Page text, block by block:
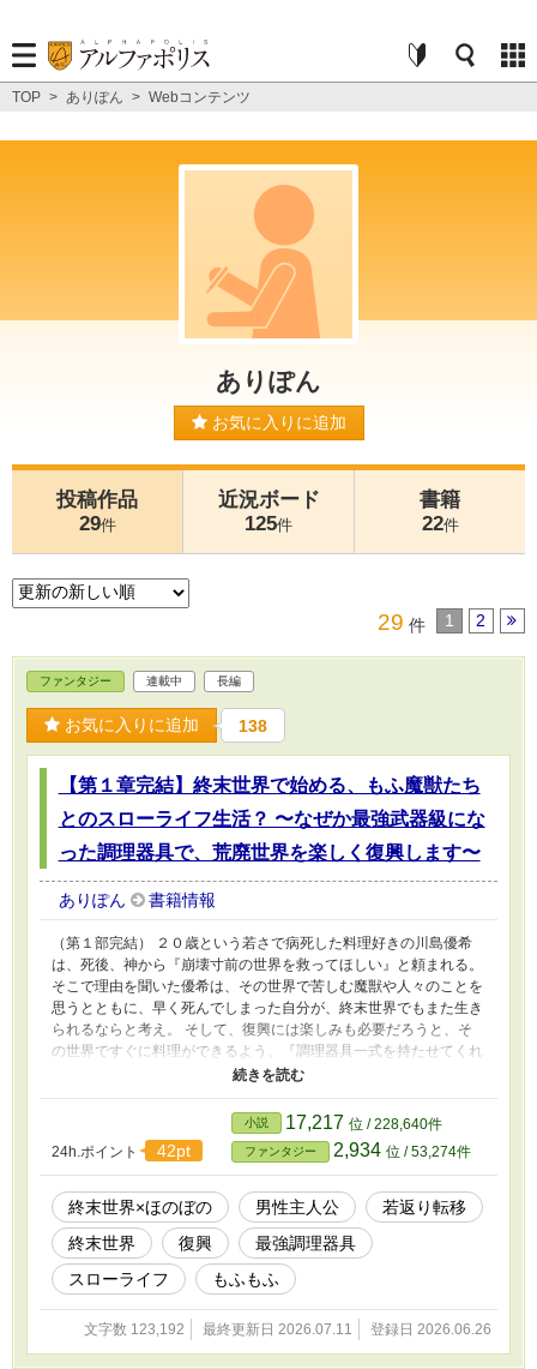
TOP > ありぽん > Webコンテンツ
ありぽん
お気に入りに追加
投稿作品
29件
近況ボード
125件
書籍
22件
29 件 1 2
ファンタジー 連載中 長編
お気に入りに追加 138
【第１章完結】終末世界で始める、もふ魔獣たち
とのスローライフ生活？ 〜なぜか最強武器級にな
った調理器具で、荒廃世界を楽しく復興します〜
ありぽん 書籍情報
（第１部完結） ２０歳という若さで病死した料理好きの川島優希
は、死後、神から『崩壊寸前の世界を救ってほしい』と頼まれる。
そこで理由を聞いた優希は、その世界で苦しむ魔獣や人々のことを
思うとともに、早く死んでしまった自分が、終末世界でもまた生き
られるならと考え。 そして、復興には楽しみも必要だろうと、そ
の世界ですぐに料理ができるよう、『調理器具一式を持たせてくれ
るなら』という条件で、異世界へ行くことを了承する。……神が優
希へ託した希望の大きさを知らずに。 そうしていざ転移した優希
だったが、転移早々問題が発生。転移先は予定していた街の近くで
はなく、荒れ果てた森の中。さらには中学生くらいまで若返ってお
り、優希は予想外の出来事に動揺してしまう。 しかし、その動揺
も長くは続かず。優希は持ち前の穏やかで前向きな性格で、すぐに
現状を受け入れると、まずは住む場所を確保。 それから枯れた土
地に種を蒔き、魔獣と契約しながら、まさかの力を秘めた調理器具
を駆使し、新たな生活をスタートさせるのだった。 今日も優希と
もふ魔獣たちは、殺伐とした終末世界で、ほのぼのスローライフを
送りながら、世界を復興していく。
24h.ポイント 42pt
小説 17,217 位 / 228,640件
ファンタジー 2,934 位 / 53,274件
終末世界×ほのぼの 男性主人公
若返り転移
終末世界
復興
最強調理器具
スローライフ
もふもふ
文字数 123,192 最終更新日 2026.07.11 登録日 2026.06.26